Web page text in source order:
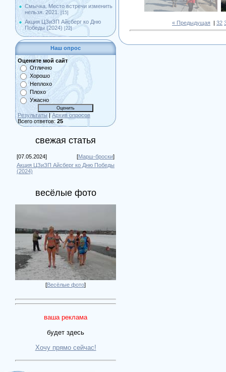
Смычка. Место встречи изменить
нельзя. 2021.
[15]
Акция ЦЗиЗП Айсберг ко Дню
Победы (2024) [22]
Наш опрос
Оцените мой сайт
Отлично
Хорошо
Неплохо
Плохо
Ужасно
Результаты | Архив опросов
Всего ответов: 25
свежая статья
[07.05.2024] [Марш-броски]
Акция ЦЗиЗП Айсберг ко Дню Победы
(2024)
весёлые фото
[Весёлые фото]
ваша реклама
будет здесь
Хочу прямо сейчас!
« Предыдущая | 32